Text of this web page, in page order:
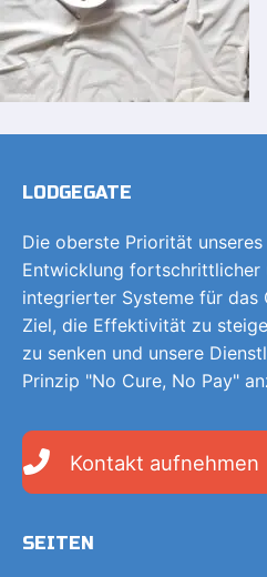
LODGEGATE
Die oberste Priorität
Entwicklung fortschrittlicher
integrierter Systeme für das
Ziel, die Effektivität zu
zu senken und unsere
Prinzip "No Cure, No Pay"
Kontakt aufnehmen
SEITEN